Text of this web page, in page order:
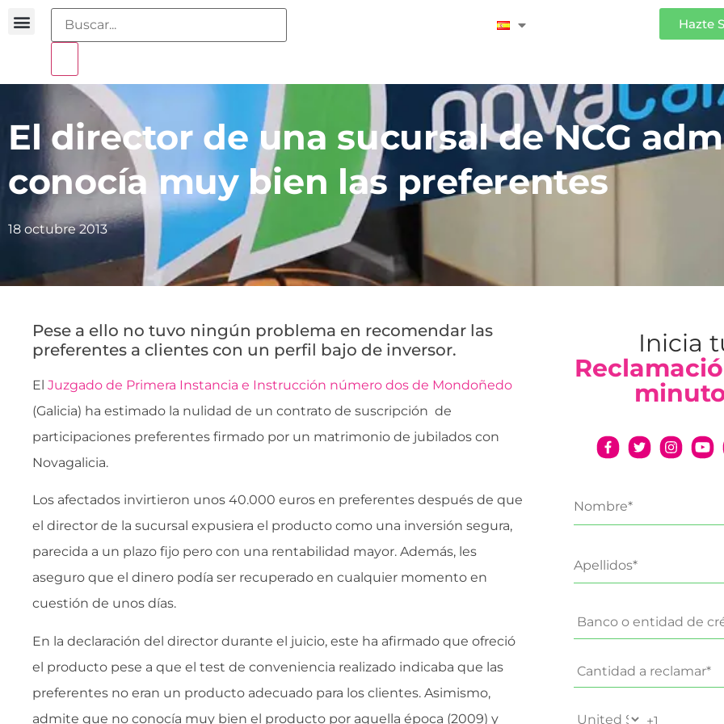
Hazte
El director de una sucursal de NCG
conocía muy bien las preferentes
18 octubre 2013
Pese a ello no tuvo ningún problema en recomendar las
preferentes a clientes con un perfil bajo de inversor.
El Juzgado de Primera Instancia e Instrucción número dos de Mondoñedo
(Galicia) ha estimado la nulidad de un contrato de suscripción de
participaciones preferentes firmado por un matrimonio de jubilados con
Novagalicia.
Los afectados invirtieron unos 40.000 euros en preferentes después de que
el director de la sucursal expusiera el producto como una inversión segura,
parecida a un plazo fijo pero con una rentabilidad mayor. Además, les
aseguro que el dinero podía ser recuperado en cualquier momento en
cuestión de unos días.
En la declaración del director durante el juicio, este ha afirmado que ofreció
el producto pese a que el test de conveniencia realizado indicaba que las
preferentes no eran un producto adecuado para los clientes. Asimismo,
admite que no conocía muy bien el producto por aquella época (2009) y
Inicia